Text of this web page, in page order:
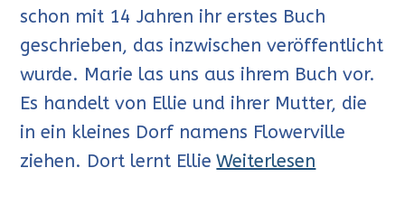
schon mit 14 Jahren ihr erstes Buch
geschrieben, das inzwischen veröffentlicht
wurde. Marie las uns aus ihrem Buch vor.
Es handelt von Ellie und ihrer Mutter, die
in ein kleines Dorf namens Flowerville
ziehen. Dort lernt Ellie Weiterlesen